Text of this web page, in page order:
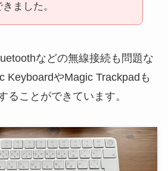
ました。
などの無線接続も問題な
KeyboardやMagic Trackpadも
ることができています。